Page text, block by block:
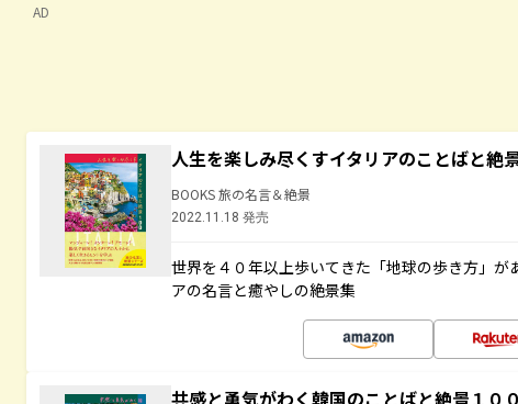
AD
人生を楽しみ尽くすイタリアのことばと絶
BOOKS 旅の名言＆絶景
2022.11.18 発売
世界を４０年以上歩いてきた「地球の歩き方」が
アの名言と癒やしの絶景集
共感と勇気がわく韓国のことばと絶景１００